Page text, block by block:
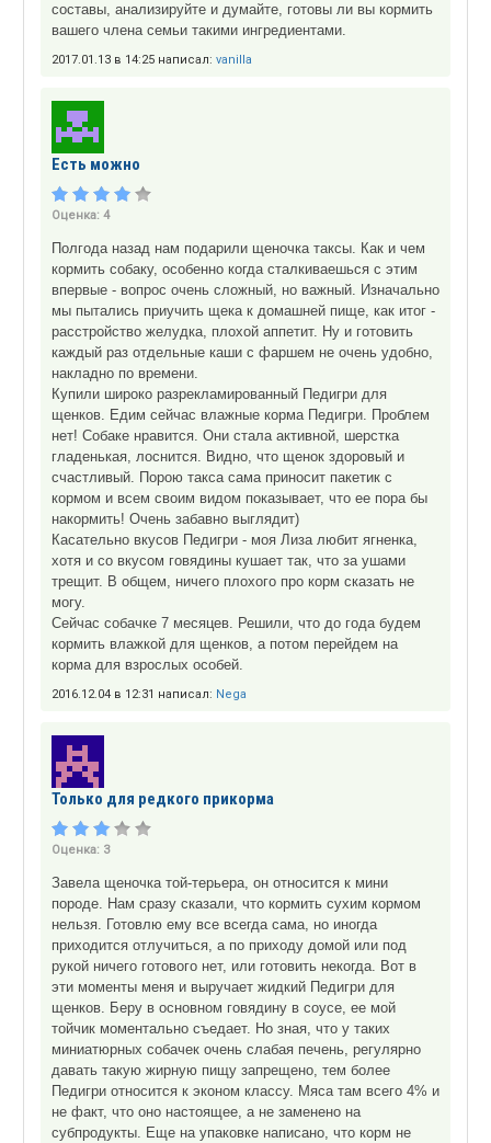
составы, анализируйте и думайте, готовы ли вы кормить
вашего члена семьи такими ингредиентами.
2017.01.13 в 14:25 написал: vanilla
Есть можно
Оценка: 4
Полгода назад нам подарили щеночка таксы. Как и чем
кормить собаку, особенно когда сталкиваешься с этим
впервые - вопрос очень сложный, но важный. Изначально
мы пытались приучить щека к домашней пище, как итог -
расстройство желудка, плохой аппетит. Ну и готовить
каждый раз отдельные каши с фаршем не очень удобно,
накладно по времени.
Купили широко разрекламированный Педигри для
щенков. Едим сейчас влажные корма Педигри. Проблем
нет! Собаке нравится. Они стала активной, шерстка
гладенькая, лоснится. Видно, что щенок здоровый и
счастливый. Порою такса сама приносит пакетик с
кормом и всем своим видом показывает, что ее пора бы
накормить! Очень забавно выглядит)
Касательно вкусов Педигри - моя Лиза любит ягненка,
хотя и со вкусом говядины кушает так, что за ушами
трещит. В общем, ничего плохого про корм сказать не
могу.
Сейчас собачке 7 месяцев. Решили, что до года будем
кормить влажкой для щенков, а потом перейдем на
корма для взрослых особей.
2016.12.04 в 12:31 написал: Nega
Только для редкого прикорма
Оценка: 3
Завела щеночка той-терьера, он относится к мини
породе. Нам сразу сказали, что кормить сухим кормом
нельзя. Готовлю ему все всегда сама, но иногда
приходится отлучиться, а по приходу домой или под
рукой ничего готового нет, или готовить некогда. Вот в
эти моменты меня и выручает жидкий Педигри для
щенков. Беру в основном говядину в соусе, ее мой
тойчик моментально съедает. Но зная, что у таких
миниатюрных собачек очень слабая печень, регулярно
давать такую жирную пищу запрещено, тем более
Педигри относится к эконом классу. Мяса там всего 4% и
не факт, что оно настоящее, а не заменено на
субпродукты. Еще на упаковке написано, что корм не